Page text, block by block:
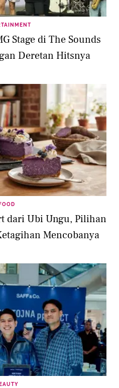
Stage di The Sounds
Deretan Hitsnya
FOOD
dari Ubi Ungu, Pilihan
Mencobanya